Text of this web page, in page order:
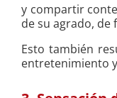
y compartir
de su agrado, de
Esto también
entretenimiento